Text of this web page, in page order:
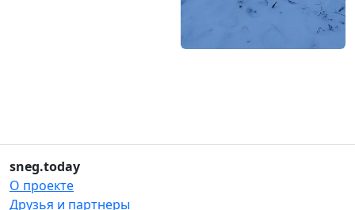
sneg.today
О проекте
Друзья и партнеры